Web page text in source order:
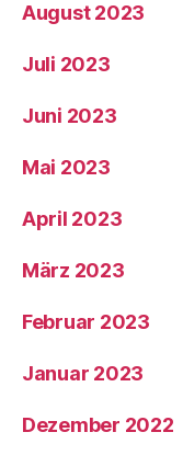
August 2023
Juli 2023
Juni 2023
Mai 2023
April 2023
März 2023
Februar 2023
Januar 2023
Dezember 2022